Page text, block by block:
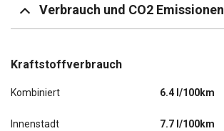
Verbrauch und CO2 Emissionen
Kraftstoffverbrauch
Kombiniert 6.4 l/100km
Innenstadt 7.7 l/100km